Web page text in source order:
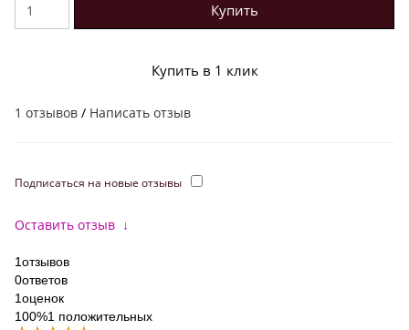
Купить
Купить в 1 клик
1 отзывов / Написать отзыв
Подписаться на новые отзывы
Оставить отзыв ↓
1отзывов
0ответов
1оценок
100%1 положительных